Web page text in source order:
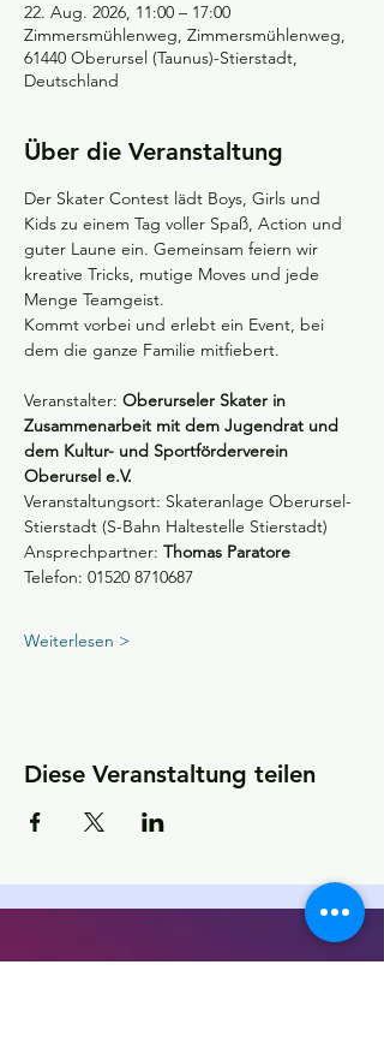
22. Aug. 2026, 11:00 – 17:00
Zimmersmühlenweg, Zimmersmühlenweg,
61440 Oberursel (Taunus)-Stierstadt,
Deutschland
Über die Veranstaltung
Der Skater Contest lädt Boys, Girls und
Kids zu einem Tag voller Spaß, Action und
guter Laune ein. Gemeinsam feiern wir
kreative Tricks, mutige Moves und jede
Menge Teamgeist.
Kommt vorbei und erlebt ein Event, bei
dem die ganze Familie mitfiebert.
Veranstalter: Oberurseler Skater in
Zusammenarbeit mit dem Jugendrat und
dem Kultur- und Sportförderverein
Oberursel e.V.
Veranstaltungsort: Skateranlage Oberursel-
Stierstadt (S-Bahn Haltestelle Stierstadt)
Ansprechpartner: Thomas Paratore
Telefon: 01520 8710687
Weiterlesen >
Diese Veranstaltung teilen